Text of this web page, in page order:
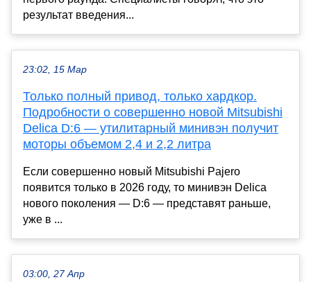
результат введения...
23:02, 15 Мар
Только полный привод, только хардкор.
Подробности о совершенно новой Mitsubishi
Delica D:6 — утилитарный минивэн получит
моторы объемом 2,4 и 2,2 литра
Если совершенно новый Mitsubishi Pajero
появится только в 2026 году, то минивэн Delica
нового поколения — D:6 — представят раньше,
уже в ...
03:00, 27 Апр